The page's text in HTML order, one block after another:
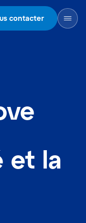
contacter
et la